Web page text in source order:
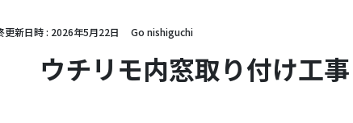
更新日時 : 2026年5月22日 Go nishiguchi
ウチリモ内窓取り付け工